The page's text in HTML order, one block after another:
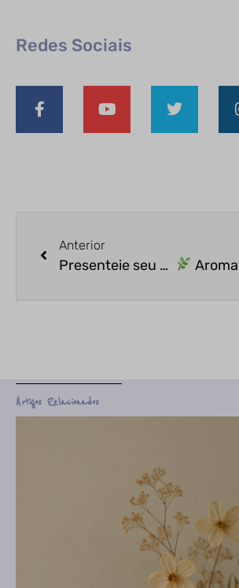
Redes Sociais
Anterior
Presenteie seu pai com saúde e bem-estar: Aromaterapia como opção de presente Aromaterapia para
Artigos Relacionados